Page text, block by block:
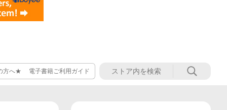
方へ★ 電子書籍ご利用ガイド